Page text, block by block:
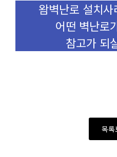
왐벽난로 설치
어떤 벽난로
참고가 되
목록